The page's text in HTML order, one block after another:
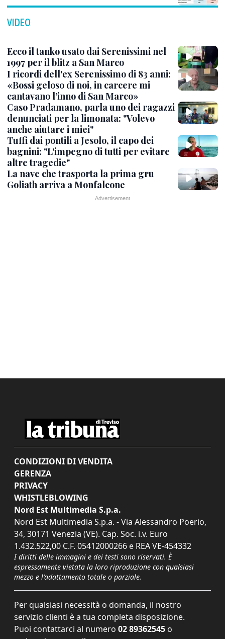
VIDEO
Ecco il tanko usato dai Serenissimi nel
1997 per il blitz a San Marco
I ricordi dell'ex Serenissimo di 83 anni:
«Bossi geloso di noi, in carcere mi
cantavano l’inno di San Marco»
Caso Pradamano, parla uno dei ragazzi
denunciati per la limonata: "Volevo
anche aiutare i miei"
Tuffi dai pontili a Jesolo, il capo dei
bagnini: "L'impegno di tutti per evitare
altre tragedie"
La nave che trasporta la prima gru
Goliath arriva a Monfalcone
CONDIZIONI DI VENDITA
GERENZA
PRIVACY
WHISTLEBLOWING
Nord Est Multimedia S.p.a.
Nord Est Multimedia S.p.a. - Via Alessandro Poerio,
34, 30171 Venezia (VE). Cap. Soc. i.v. Euro
1.432.522,00 C.F. 05412000266 e REA VE-454332
I diritti delle immagini e dei testi sono riservati. È
espressamente vietata la loro riproduzione con qualsiasi
mezzo e l'adattamento totale o parziale.
Per qualsiasi necessità o domanda, il nostro
servizio clienti è a tua completa disposizione.
Puoi contattarci al numero 02 89362545 o